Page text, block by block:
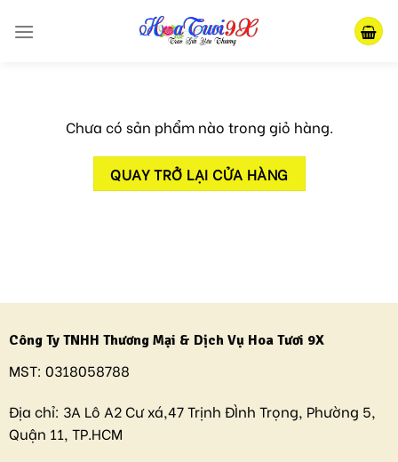
Chưa có sản phẩm nào trong giỏ hàng.
QUAY TRỞ LẠI CỬA HÀNG
Công Ty TNHH Thương Mại & Dịch Vụ Hoa Tươi 9X
MST: 0318058788
Địa chỉ: 3A Lô A2 Cư xá,47 Trịnh ĐÌnh Trọng, Phường 5,
Quận 11, TP.HCM